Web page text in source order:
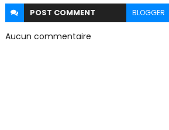
POST COMMENT BLOGGER
Aucun commentaire